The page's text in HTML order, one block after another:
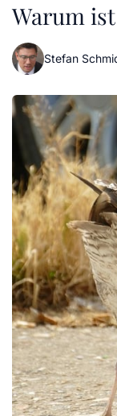
Warum
Stefan